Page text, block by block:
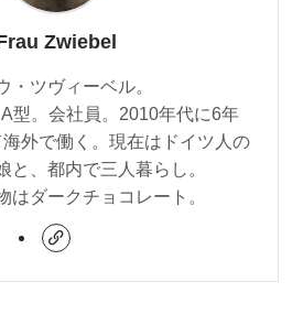
Zwiebel
・ツヴィーベル。
型。会社員。2010年代に6年
外で働く。現在はドイツ人の
と、都内で三人暮らし。
はダークチョコレート。